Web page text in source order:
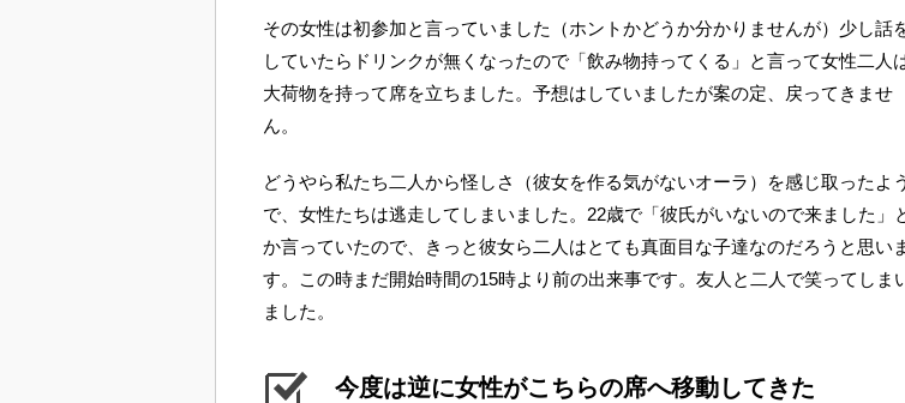
その女性は初参加と言っていました（ホントかどうか分かりませんが）少し話
していたらドリンクが無くなったので「飲み物持ってくる」と言って女性二人
大荷物を持って席を立ちました。予想はしていましたが案の定、戻ってきませ
ん。
どうやら私たち二人から怪しさ（彼女を作る気がないオーラ）を感じ取ったよう
で、女性たちは逃走してしまいました。22歳で「彼氏がいないので来ました」
か言っていたので、きっと彼女ら二人はとても真面目な子達なのだろうと思い
す。この時まだ開始時間の15時より前の出来事です。友人と二人で笑ってしま
ました。
今度は逆に女性がこちらの席へ移動してきた